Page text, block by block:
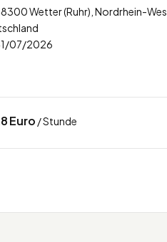
Wetter (Ruhr), Nordrhein-
07/2026
Euro / Stunde